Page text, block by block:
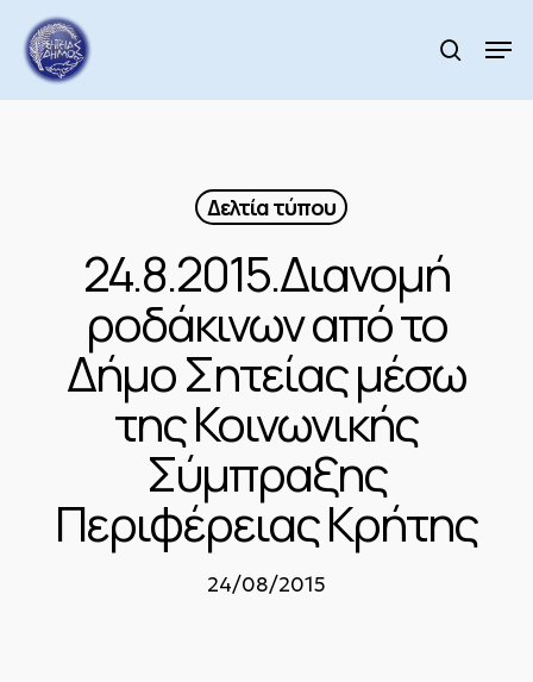
main
content
search
Δελτία τύπου
24.8.2015.Διανομή
ροδάκινων από το
Δήμο Σητείας μέσω
της Κοινωνικής
Σύμπραξης
Περιφέρειας Κρήτης
24/08/2015